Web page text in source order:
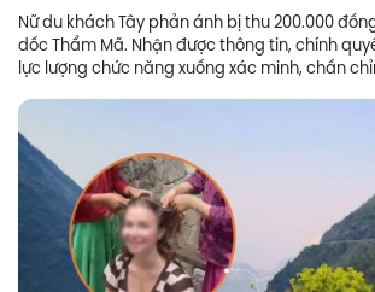
Nữ du khách Tây phản ánh bị thu 200.000
dốc Thẩm Mã. Nhận được thông tin, chính
lực lượng chức năng xuống xác minh, chấn